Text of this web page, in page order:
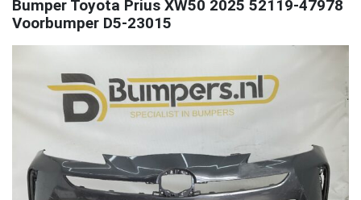
Bumper Toyota Prius XW50 2025 52119-47978
Voorbumper D5-23015